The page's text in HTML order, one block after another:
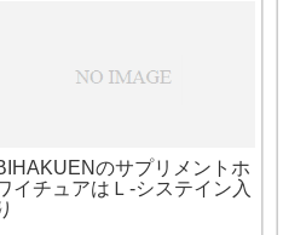
デイクリーム
ナイトクリームの口
ミと評判